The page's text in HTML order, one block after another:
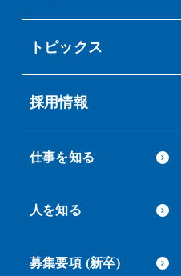
トピックス
採用情報
仕事を知る
人を知る
募集要項 (新卒)